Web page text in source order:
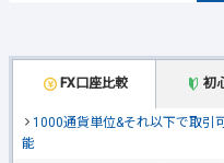
FX口座比較 初
1000通貨単位&それ以下で取引
能